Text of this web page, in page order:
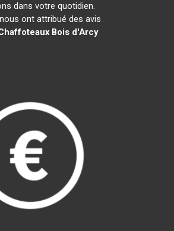
dans votre quotidien.
ont attribué des avis
Bois d'Arcy